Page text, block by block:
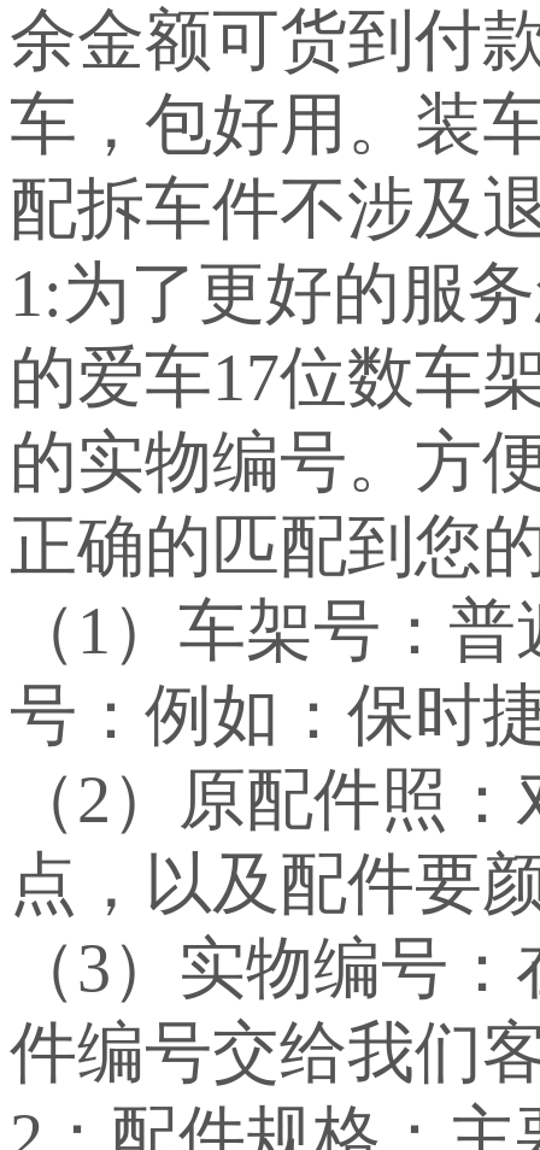
余金额可货到付
车，包好用。装
配拆车件不涉及
1:为了更好的服
的爱车17位数车
的实物编号。方
正确的匹配到您
（1）车架号：
号：例如：保时
（2）原配件照
点，以及配件要
（3）实物编号
件编号交给我们